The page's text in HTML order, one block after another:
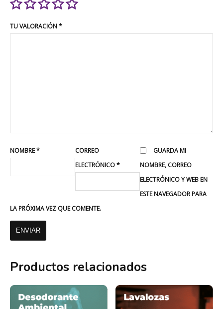
TU VALORACIÓN*
NOMBRE*
CORREO
ELECTRÓNICO*
GUARDA MI
NOMBRE, CORREO
ELECTRÓNICO Y WEB EN
ESTE NAVEGADOR PARA
LA PRÓXIMA VEZ QUE COMENTE.
Productos relacionados